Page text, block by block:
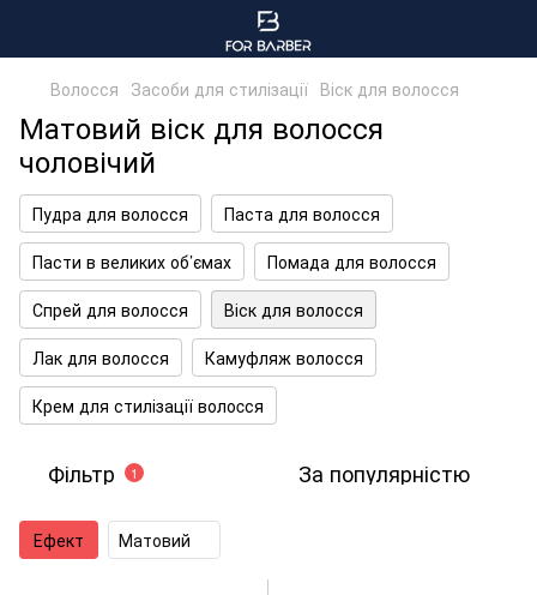
Волосся Засоби для стилізації Віск для волосся
Матовий віск для волосся
чоловічий
Пудра для волосся
Паста для волосся
Пасти в великих об’ємах
Помада для волосся
Спрей для волосся
Віск для волосся
Лак для волосся
Камуфляж волосся
Крем для стилізації волоcся
Фільтр 1 За популярністю
Ефект Матовий